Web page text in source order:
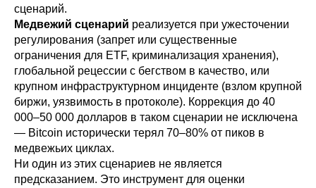
сценарий.
Медвежий сценарий реализуется при ужесточении
регулирования (запрет или существенные
ограничения для ETF, криминализация хранения),
глобальной рецессии с бегством в качество, или
крупном инфраструктурном инциденте (взлом крупной
биржи, уязвимость в протоколе). Коррекция до 40
000–50 000 долларов в таком сценарии не исключена
— Bitcoin исторически терял 70–80% от пиков в
медвежьих циклах.
Ни один из этих сценариев не является
предсказанием. Это инструмент для оценки